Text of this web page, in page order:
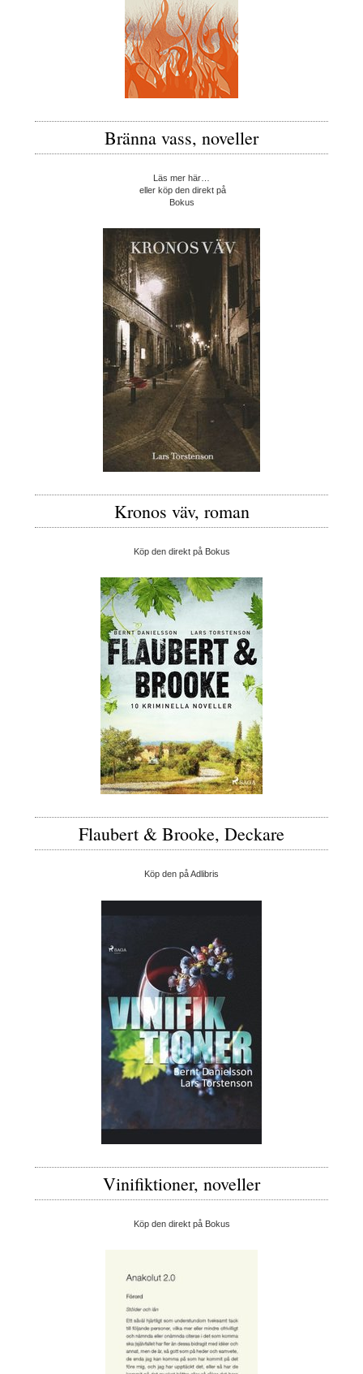
Bränna vass, noveller
Läs mer här…
eller köp den direkt på
Bokus
Kronos väv, roman
Köp den direkt på Bokus
Flaubert & Brooke, Deckare
Köp den på Adlibris
Vinifiktioner, noveller
Köp den direkt på Bokus